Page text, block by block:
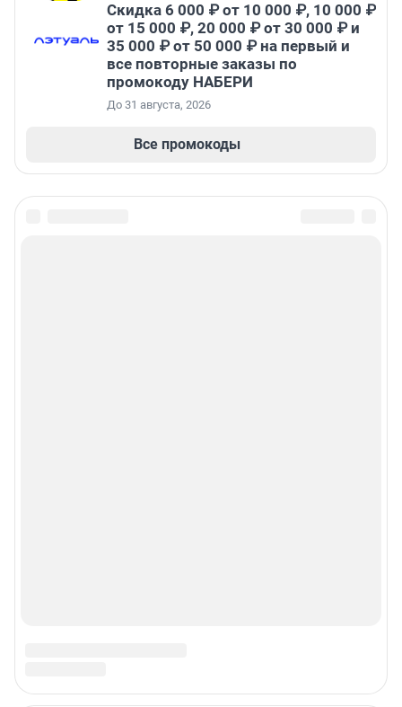
Скидка 6 000 ₽ от 10 000 ₽, 10 000 ₽
от 15 000 ₽, 20 000 ₽ от 30 000 ₽ и
35 000 ₽ от 50 000 ₽ на первый и
все повторные заказы по
промокоду НАБЕРИ
До 31 августа, 2026
Все промокоды